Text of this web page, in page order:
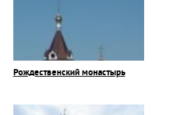
Рождественский монастырь